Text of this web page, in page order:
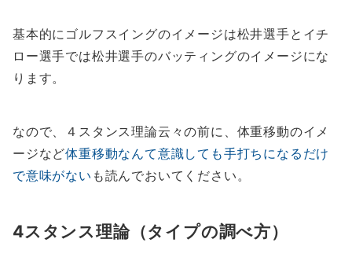
基本的にゴルフスイングのイメージは松井選手とイチ
ロー選手では松井選手のバッティングのイメージにな
ります。
なので、４スタンス理論云々の前に、体重移動のイメ
ージなど体重移動なんて意識しても手打ちになるだけ
で意味がない も読んでおいてください。
4スタンス理論（タイプの調べ方）